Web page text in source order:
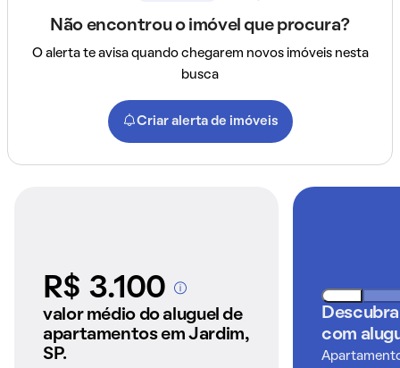
Não encontrou o imóvel que procura?
O alerta te avisa quando chegarem novos imóveis nesta
busca
Criar alerta de imóveis
R$ 3.100A partir dos imóveis
anunciados pelo
QuintoAndar
valor médio do aluguel de
apartamentos em Jardim,
SP.
com